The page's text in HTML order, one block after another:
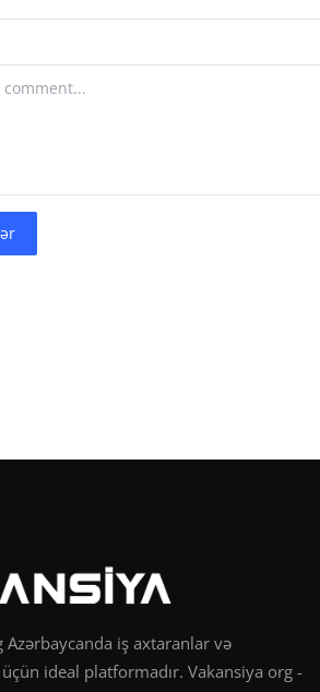
Azərbaycanda iş axtaranlar və
ideal platformadır. Vakansiya org -